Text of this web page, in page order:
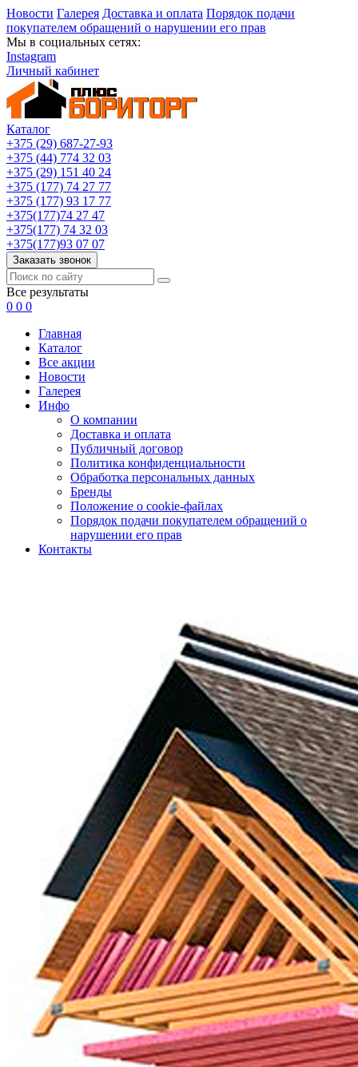
Новости Галерея Доставка и оплата Порядок подачи
покупателем обращений о нарушении его прав
Мы в социальных сетях:
Instagram
Личный кабинет
Каталог
+375 (29) 687-27-93
+375 (44) 774 32 03
+375 (29) 151 40 24
+375 (177) 74 27 77
+375 (177) 93 17 77
+375(177)74 27 47
+375(177) 74 32 03
+375(177)93 07 07
Заказать звонок
Все результаты
0 0 0
Главная
Каталог
Все акции
Новости
Галерея
Инфо
О компании
Доставка и оплата
Публичный договор
Политика конфиденциальности
Обработка персональных данных
Бренды
Положение о cookie-файлах
Порядок подачи покупателем обращений о
нарушении его прав
Контакты